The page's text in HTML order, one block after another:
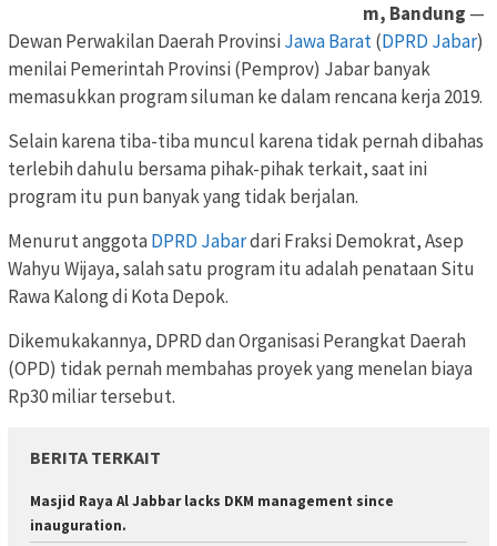
m, Bandung —
Dewan Perwakilan Daerah ProvinsiJawa Barat(DPRD Jabar)
menilai Pemerintah Provinsi (Pemprov) Jabar banyak
memasukkan program siluman ke dalam rencana kerja 2019.
Selain karena tiba-tiba muncul karena tidak pernah dibahas
terlebih dahulu bersama pihak-pihak terkait, saat ini
program itu pun banyak yang tidak berjalan.
Menurut anggotaDPRD Jabardari Fraksi Demokrat, Asep
Wahyu Wijaya, salah satu program itu adalah penataan Situ
Rawa Kalong di Kota Depok.
Dikemukakannya, DPRD dan Organisasi Perangkat Daerah
(OPD) tidak pernah membahas proyek yang menelan biaya
Rp30 miliar tersebut.
BERITA TERKAIT
Masjid Raya Al Jabbar lacks DKM management since
inauguration.